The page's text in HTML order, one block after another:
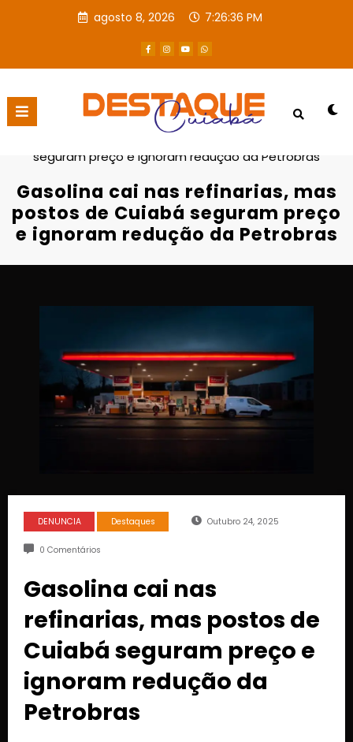
agosto 8, 2026 7:26:37 PM
Página inicial
Destaques
seguram preço e ignoram redução da Petrobras
Gasolina cai nas refinarias, mas
postos de Cuiabá seguram preço
e ignoram redução da Petrobras
DENUNCIA Destaques Outubro 24, 2025
0 Comentários
Gasolina cai nas
refinarias, mas postos de
Cuiabá seguram preço e
ignoram redução da
Petrobras